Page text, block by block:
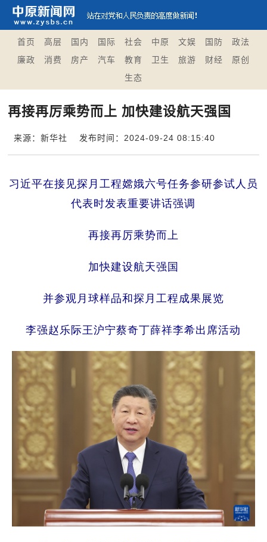
首页 高层 国内 国际 社会 中原 文娱 国防
政法
廉政
消费 房产 汽车 教育 卫生 旅游 财经
原创
生态
再接再厉乘势而上 加快建设航天强国
来源：新华社 发布时间：2024-09-24 08:15:40
习近平在接见探月工程嫦娥六号任务参研参试人员
代表时发表重要讲话强调
再接再厉乘势而上
加快建设航天强国
并参观月球样品和探月工程成果展览
李强赵乐际王沪宁蔡奇丁薛祥李希出席活动